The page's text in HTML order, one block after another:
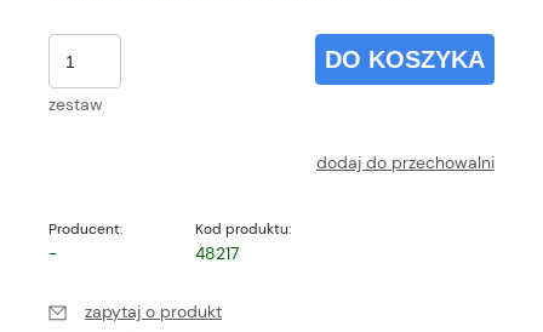
zestaw
DO KOSZYKA
dodaj do przechowalni
Producent:
-
Kod produktu:
48217
zapytaj o produkt